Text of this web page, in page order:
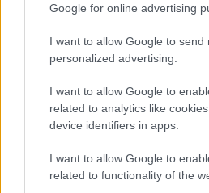
Google for online advertising
I want to allow Google to send
personalized advertising.
I want to allow Google to
related to analytics like
device identifiers in apps.
I want to allow Google to
related to functionality of the